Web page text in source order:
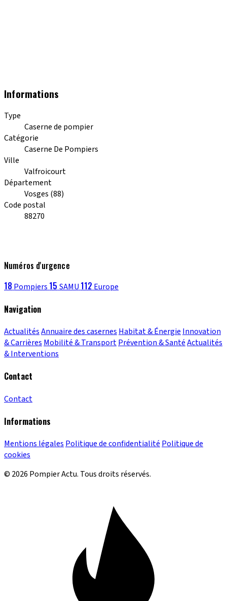
Informations
Type
Caserne de pompier
Catégorie
Caserne De Pompiers
Ville
Valfroicourt
Département
Vosges (88)
Code postal
88270
Numéros d'urgence
18 Pompiers 15 SAMU 112 Europe
Navigation
ActualitésAnnuaire des casernes Habitat & Énergie Innovation
& Carrières Mobilité & TransportPrévention & SantéActualités
& Interventions
Contact
Contact
Informations
Mentions légales Politique de confidentialité Politique de
cookies
© 2026 Pompier Actu. Tous droits réservés.